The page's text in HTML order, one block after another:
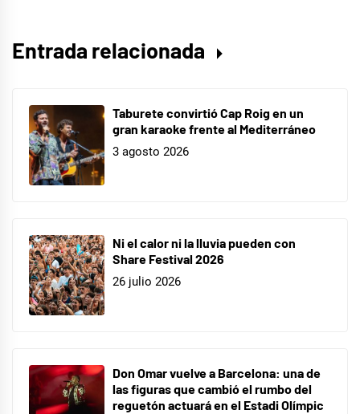
soy ,
sé
quien
soy
tour,
Entrada relacionada
Taburete convirtió Cap Roig en un
gran karaoke frente al Mediterráneo
3 agosto 2026
Ni el calor ni la lluvia pueden con
Share Festival 2026
26 julio 2026
Don Omar vuelve a Barcelona: una de
las figuras que cambió el rumbo del
reguetón actuará en el Estadi Olímpic